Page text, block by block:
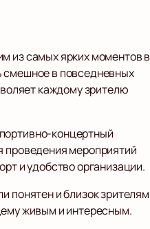
из самых ярких моментов в
смешное в повседневных
каждому зрителю
концертный
проведения мероприятий
и удобство организации.
понятен и близок зрителям
живым и интересным.